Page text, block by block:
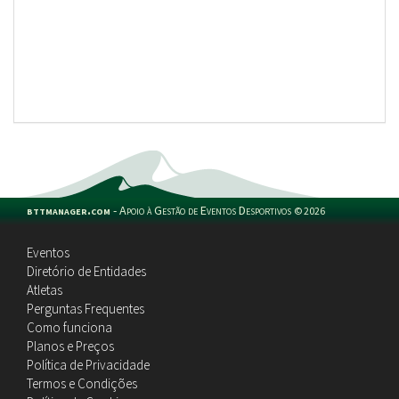
bttmanager.com -Apoio à Gestão de Eventos Desportivos ©2026
Eventos
Diretório de Entidades
Atletas
Perguntas Frequentes
Como funciona
Planos e Preços
Política de Privacidade
Termos e Condições